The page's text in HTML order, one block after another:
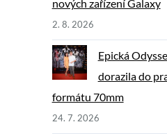
nových zařízení Galaxy
2. 8. 2026
Epická
dorazila do
formátu 70mm
24. 7. 2026